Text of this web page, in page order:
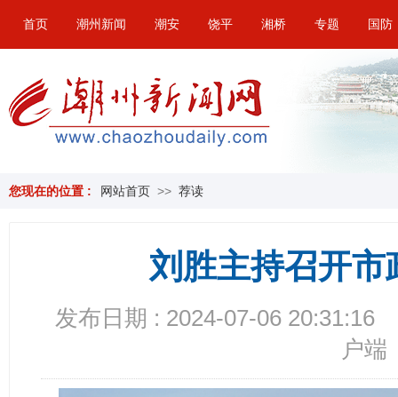
首页 潮州新闻 潮安 饶平 湘桥 专题 国防
您现在的位置 : 网站首页 >> 荐读
刘胜主持召开市
发布日期 : 2024-07-06 20:31:16
户端